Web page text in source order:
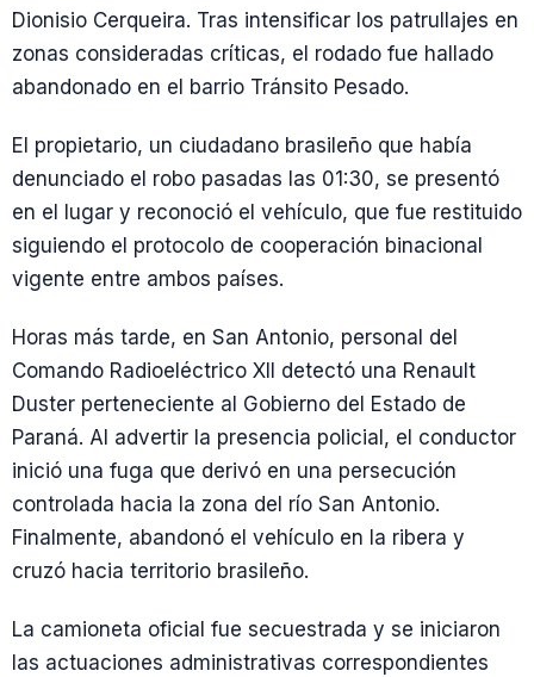
Dionisio Cerqueira. Tras intensificar los patrullajes en
zonas consideradas críticas, el rodado fue hallado
abandonado en el barrio Tránsito Pesado.
El propietario, un ciudadano brasileño que había
denunciado el robo pasadas las 01:30, se presentó
en el lugar y reconoció el vehículo, que fue restituido
siguiendo el protocolo de cooperación binacional
vigente entre ambos países.
Horas más tarde, en San Antonio, personal del
Comando Radioeléctrico XII detectó una Renault
Duster perteneciente al Gobierno del Estado de
Paraná. Al advertir la presencia policial, el conductor
inició una fuga que derivó en una persecución
controlada hacia la zona del río San Antonio.
Finalmente, abandonó el vehículo en la ribera y
cruzó hacia territorio brasileño.
La camioneta oficial fue secuestrada y se iniciaron
las actuaciones administrativas correspondientes